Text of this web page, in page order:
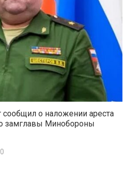
о наложении ареста
замглавы Минобороны